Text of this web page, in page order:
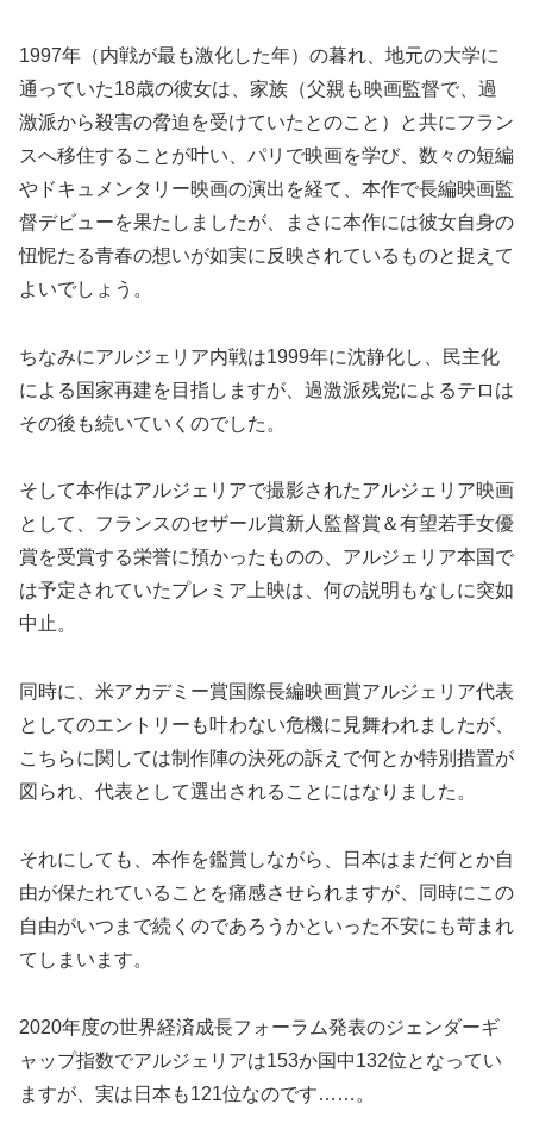
1997年（内戦が最も激化した年）の暮れ、地元の大学に
通っていた18歳の彼女は、家族（父親も映画監督で、過
激派から殺害の脅迫を受けていたとのこと）と共にフラン
スへ移住することが叶い、パリで映画を学び、数々の短編
やドキュメンタリー映画の演出を経て、本作で長編映画監
督デビューを果たしましたが、まさに本作には彼女自身の
忸怩たる青春の想いが如実に反映されているものと捉えて
よいでしょう。
ちなみにアルジェリア内戦は1999年に沈静化し、民主化
による国家再建を目指しますが、過激派残党によるテロは
その後も続いていくのでした。
そして本作はアルジェリアで撮影されたアルジェリア映画
として、フランスのセザール賞新人監督賞＆有望若手女優
賞を受賞する栄誉に預かったものの、アルジェリア本国で
は予定されていたプレミア上映は、何の説明もなしに突如
中止。
同時に、米アカデミー賞国際長編映画賞アルジェリア代表
としてのエントリーも叶わない危機に見舞われましたが、
こちらに関しては制作陣の決死の訴えで何とか特別措置が
図られ、代表として選出されることにはなりました。
それにしても、本作を鑑賞しながら、日本はまだ何とか自
由が保たれていることを痛感させられますが、同時にこの
自由がいつまで続くのであろうかといった不安にも苛まれ
てしまいます。
2020年度の世界経済成長フォーラム発表のジェンダーギ
ャップ指数でアルジェリアは153か国中132位となってい
ますが、実は日本も121位なのです……。